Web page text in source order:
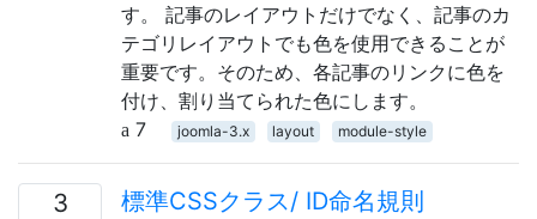
す。 記事のレイアウトだけでなく、記事のカ
テゴリレイアウトでも色を使用できることが
重要です。そのため、各記事のリンクに色を
付け、割り当てられた色にします。
7
joomla-3.x layout module-style
3 標準CSSクラス/ ID命名規則